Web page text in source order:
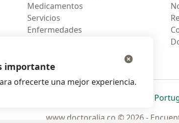
Medicamentos
Servicios
Enfermedades
se abre en una nueva pestaña
se abre en una nueva
se abre en
se
www.doctoralia.co © 2026 -
importante
ofrecerte una mejor experiencia.